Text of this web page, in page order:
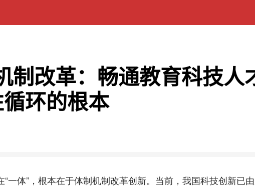
制改革：畅通教育科技人
环的根本
体”，根本在于体制机制改革创新。当前，我国科技创新已